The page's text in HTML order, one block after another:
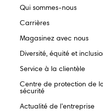
Qui sommes-nous
Carrières
Magasinez avec nous
Diversité, équité et
Service à la clientèle
Centre de protection de
sécurité
Actualité de l’entreprise